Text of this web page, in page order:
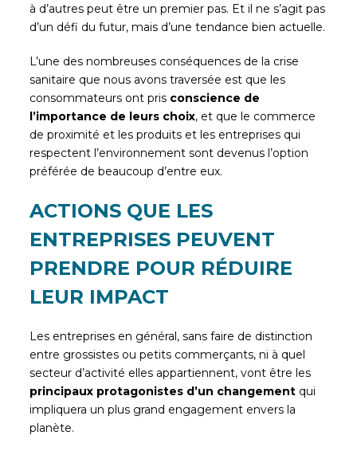
à d’autres peut être un premier pas. Et il ne s’agit pas
d’un défi du futur, mais d’une tendance bien actuelle.
L’une des nombreuses conséquences de la crise
sanitaire que nous avons traversée est que les
consommateurs ont pris conscience de
l’importance de leurs choix, et que le commerce
de proximité et les produits et les entreprises qui
respectent l’environnement sont devenus l’option
préférée de beaucoup d’entre eux.
ACTIONS QUE LES
ENTREPRISES PEUVENT
PRENDRE POUR RÉDUIRE
LEUR IMPACT
Les entreprises en général, sans faire de distinction
entre grossistes ou petits commerçants, ni à quel
secteur d’activité elles appartiennent, vont être les
principaux protagonistes d’un changement qui
impliquera un plus grand engagement envers la
planète.